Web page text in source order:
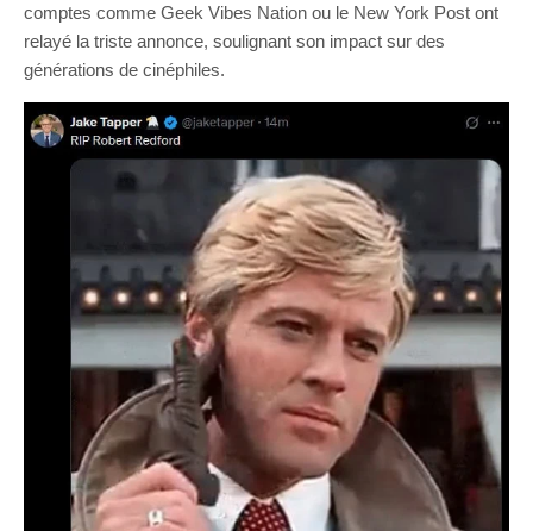
comptes comme Geek Vibes Nation ou le New York Post ont
relayé la triste annonce, soulignant son impact sur des
générations de cinéphiles.